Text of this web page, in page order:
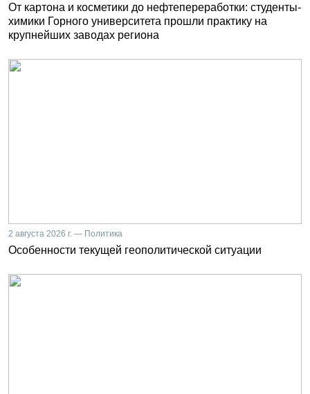
От картона и косметики до нефтепереработки: студенты-
химики Горного университета прошли практику на
крупнейших заводах региона
2 августа 2026 г. — Политика
Особенности текущей геополитической ситуации